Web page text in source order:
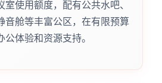
室使用额度，配有公共水吧、
音舱等丰富公区，在有限预算
公体验和资源支持。